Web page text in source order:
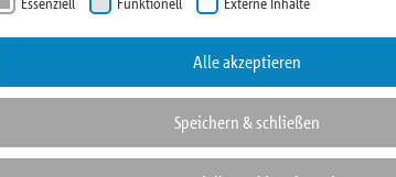
Alle akzeptieren
Speichern & schließen